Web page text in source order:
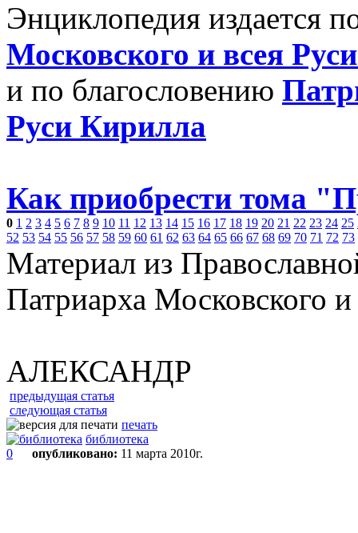
Энциклопедия издается
Московского и всея
и по благословению
Руси Кирилла
Как приобрести тома
0 1 2 3 4 5 6 7 8 9 10 11 12 13 14 15 16 17 18 19 20 21 22 23 24 25
52 53 54 55 56 57 58 59 60 61 62 63 64 65 66 67 68 69 70 71 72 73
Материал из
Патриарха Московского
АЛЕКСАНДР
предыдущая статья
следующая статья
печать
библиотека
0
опубликовано: 11 марта 2010г.